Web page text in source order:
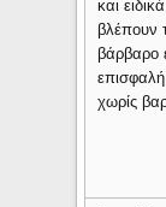
και
βλέπουν
βάρβαρο
επισφαλή
χωρίς